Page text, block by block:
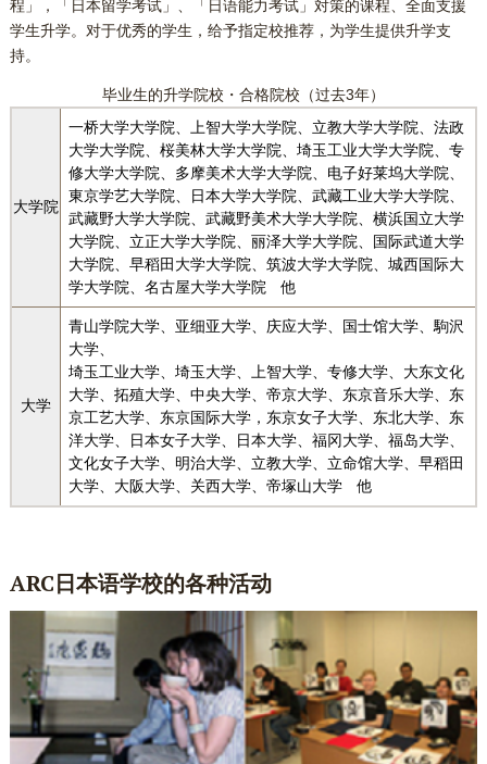
程」，「日本留学考试」、「日语能力考试」対策的课程、全面支援
学生升学。对于优秀的学生，给予指定校推荐，为学生提供升学支
持。
毕业生的升学院校・合格院校（过去3年）
大学院
一桥大学大学院、上智大学大学院、立教大学大学院、法政
大学大学院、桜美林大学大学院、埼玉工业大学大学院、专
修大学大学院、多摩美术大学大学院、电子好莱坞大学院、
東京学艺大学院、日本大学大学院、武藏工业大学大学院、
武藏野大学大学院、武藏野美术大学大学院、横浜国立大学
大学院、立正大学大学院、丽泽大学大学院、国际武道大学
大学院、早稻田大学大学院、筑波大学大学院、城西国际大
学大学院、名古屋大学大学院 他
大学
青山学院大学、亚细亚大学、庆应大学、国士馆大学、駒沢
大学、
埼玉工业大学、埼玉大学、上智大学、专修大学、大东文化
大学、拓殖大学、中央大学、帝京大学、东京音乐大学、东
京工艺大学、东京国际大学，东京女子大学、东北大学、东
洋大学、日本女子大学、日本大学、福冈大学、福岛大学、
文化女子大学、明治大学、立教大学、立命馆大学、早稻田
大学、大阪大学、关西大学、帝塚山大学 他
ARC日本语学校的各种活动